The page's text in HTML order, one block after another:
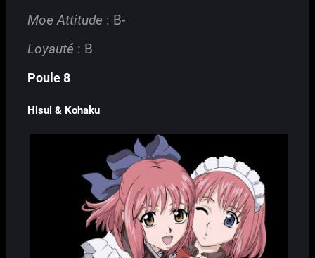
Moe Attitude : B-
Loyauté : B
Poule 8
Hisui & Kohaku